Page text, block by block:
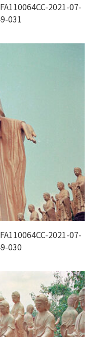
2021-07-
031
2021-07-
030